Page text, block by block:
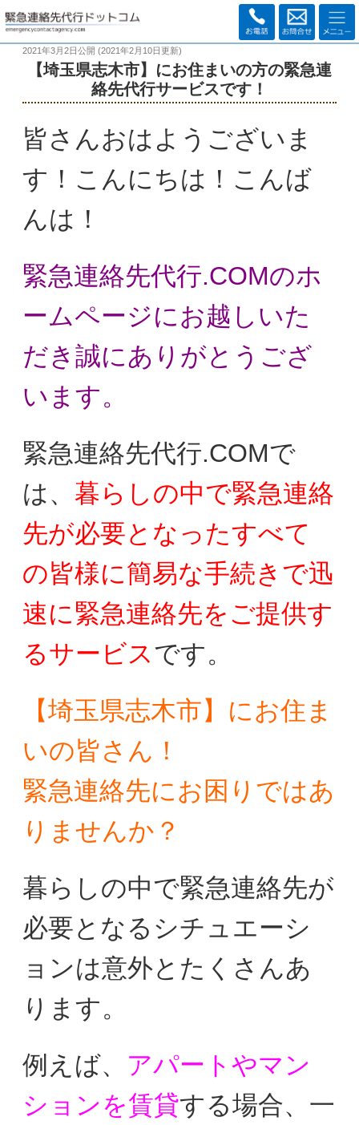
2021年3月2日公開 (2021年2月10日更新)
【埼玉県志木市】にお住まいの方の緊急連
絡先代行サービスです！
皆さんおはようございま
す！こんにちは！こんば
んは！
緊急連絡先代行.COMのホ
ームページにお越しいた
だき 誠にありがとうござ
います。
緊急連絡先代行.COMで
は、 暮らしの中で緊急連絡
先が必要となったすべて
の皆様に簡易な手続きで迅
速に緊急連絡先をご提供す
るサービスです。
【埼玉県志木市】にお住ま
いの皆さん！
緊急連絡先にお困りではあ
りませんか？
暮らしの中で緊急連絡先が
必要となるシチュエーシ
ョンは意外とたくさんあ
ります。
例えば、 アパートやマン
ションを賃貸する場合、 一